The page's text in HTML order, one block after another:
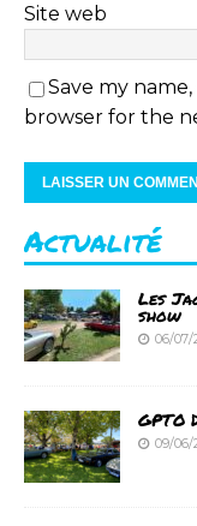
Site web
Save my
browser for the
Actualité
Les
show
06/07/
GPTO
09/06/